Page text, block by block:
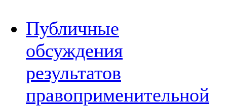
Публичные
обсуждения
результатов
правоприменительной